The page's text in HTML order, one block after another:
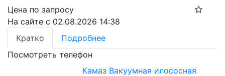
Цена по запросу
На сайте с 02.08.2026 14:38
Кратко
Подробнее
Посмотреть телефон
Камаз Вакуумная илососная